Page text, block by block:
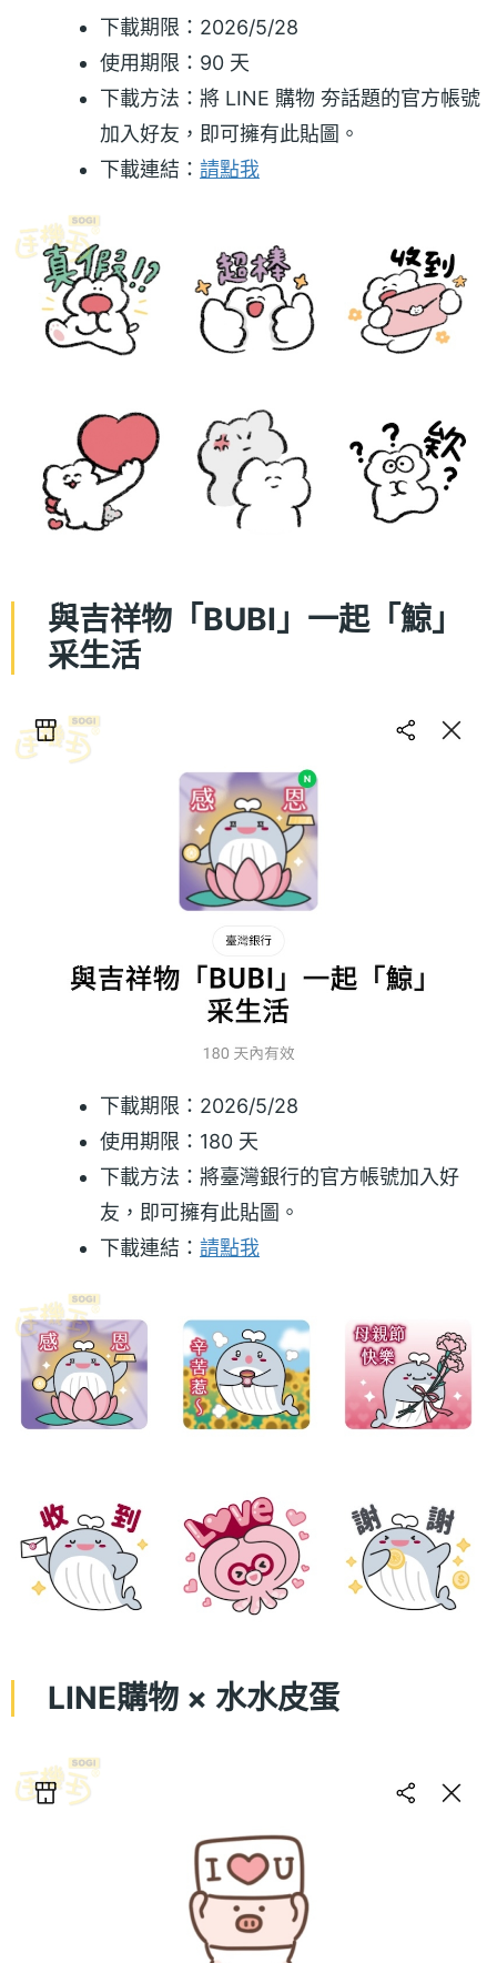
下載期限：2026/5/28
使用期限：90 天
下載方法：將 LINE 購物 夯話題的官方帳號
加入好友，即可擁有此貼圖。
下載連結： 請點我
與吉祥物「BUBI」一起「鯨」
采生活
下載期限：2026/5/28
使用期限：180 天
下載方法：將臺灣銀行的官方帳號加入好
友，即可擁有此貼圖。
下載連結： 請點我
LINE購物 × 水水皮蛋